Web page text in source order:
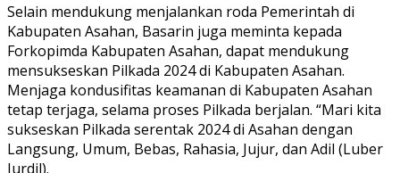
Selain mendukung menjalankan roda Pemerintah di
Kabupaten Asahan, Basarin juga meminta kepada
Forkopimda Kabupaten Asahan, dapat mendukung
mensukseskan Pilkada 2024 di Kabupaten Asahan.
Menjaga kondusifitas keamanan di Kabupaten Asahan
tetap terjaga, selama proses Pilkada berjalan. “Mari kita
sukseskan Pilkada serentak 2024 di Asahan dengan
Langsung, Umum, Bebas, Rahasia, Jujur, dan Adil (Luber
Jurdil).